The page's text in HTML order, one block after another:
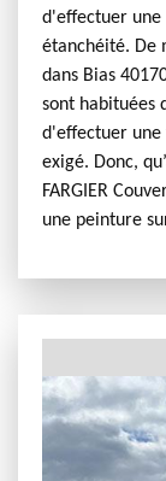
d'effectuer une
étanchéité. De
dans Bias
sont habituées
d'effectuer une
exigé. Donc,
FARGIER
une peinture